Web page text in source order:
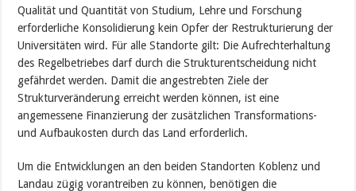
Qualität und Quantität von Studium, Lehre und Forschung
erforderliche Konsolidierung kein Opfer der Restrukturierung der
Universitäten wird. Für alle Standorte gilt: Die Aufrechterhaltung
des Regelbetriebes darf durch die Strukturentscheidung nicht
gefährdet werden. Damit die angestrebten Ziele der
Strukturveränderung erreicht werden können, ist eine
angemessene Finanzierung der zusätzlichen Transformations-
und Aufbaukosten durch das Land erforderlich.
Um die Entwicklungen an den beiden Standorten Koblenz und
Landau zügig vorantreiben zu können, benötigen die